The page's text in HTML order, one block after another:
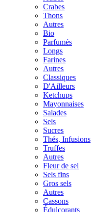
Crabes
Thons
Autres
Bio
Parfumés
Longs
Farines
Autres
Classiques
D'Ailleurs
Ketchups
Mayonnaises
Salades
Sels
Sucres
Thés, Infusions
Truffes
Autres
Fleur de sel
Sels fins
Gros sels
Autres
Cassons
Édulcorants